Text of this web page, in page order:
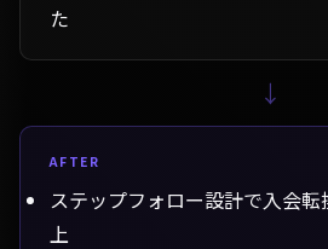
た
→
AFTER
ステップフォロー設計で入会
上